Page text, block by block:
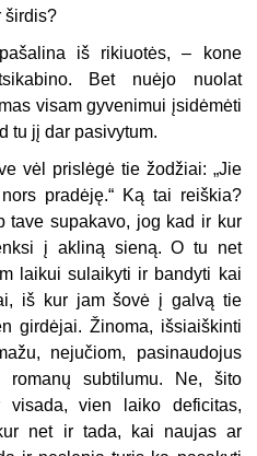
širdis?
iš rikiuotės, – kone
Bet nuėjo nuolat
visam gyvenimui įsidėmėti
tu jį dar pasivytum.
vėl prislėgė tie žodžiai: „Jie
pradėję.“ Ką tai reiškia?
supakavo, jog kad ir kur
į akliną sieną. O tu net
laikui sulaikyti ir bandyti kai
iš kur jam šovė į galvą tie
girdėjai. Žinoma, išsiaiškinti
nejučiom, pasinaudojus
romanų subtilumu. Ne, šito
vien laiko deficitas,
net ir tada, kai naujas ar